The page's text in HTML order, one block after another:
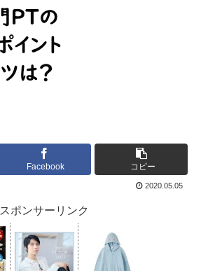
Facebook コピー
2020.05.05
スポンサーリンク